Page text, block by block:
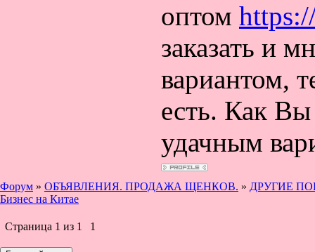
оптом
заказать и
вариантом,
есть. Как Вы
удачным
Форум » ОБЪЯВЛЕНИЯ. ПРОДАЖА ЩЕНКОВ. » ДРУГИЕ
Бизнес на Китае
Страница 1 из 1 1